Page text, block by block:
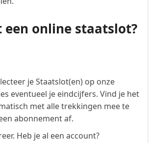
een online staatslot?
je Staatslot(en) op onze
eventueel je eindcijfers. Vind je het
met alle trekkingen mee te
abonnement af.
Heb je al een account?